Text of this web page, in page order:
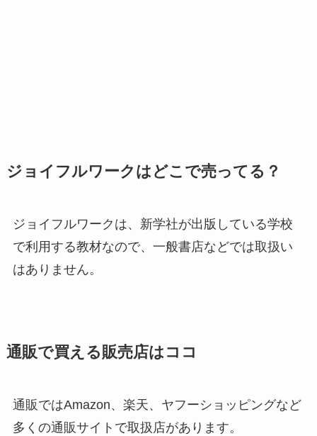
ジョイフルワークはどこで売ってる？
ジョイフルワークは、新学社が出版している学校
で利用する教材なので、一般書店などでは取扱い
はありません。
通販で買える販売店はココ
通販ではAmazon、楽天、ヤフーショッピングなど
多くの通販サイトで取扱店があります。